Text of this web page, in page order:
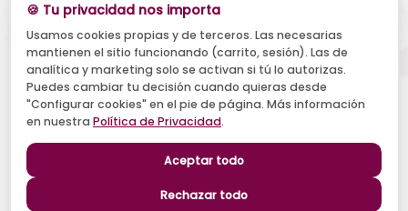
Acepto recibir novedades y ofertas, y el tratamiento de mi
email según la Política de Privacidad . Puedo darme de baja
cuando quiera.
Suscribirse
🍪 Tu privacidad nos importa
Usamos cookies propias y de terceros. Las necesarias
mantienen el sitio funcionando (carrito, sesión). Las de
analítica y marketing solo se activan si tú lo autorizas.
Puedes cambiar tu decisión cuando quieras desde
"Configurar cookies" en el pie de página. Más información
en nuestra Política de Privacidad.
Aceptar todo
Rechazar todo